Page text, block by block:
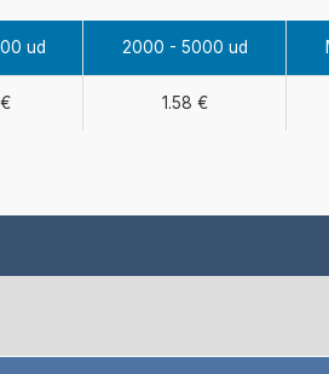
ud 2000 - 5000 ud
1.58 €